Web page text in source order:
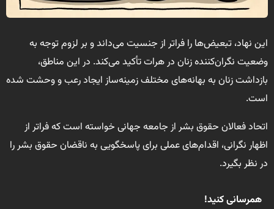
این نهاد، تبعیض‌ها را فراتر از جنسیت می‌داند و بر لزوم توجه به
وضعیت نگران‌کننده زنان در هراتتأکید می‌کند. در این مناطق،
بازداشت زنان به بهانه‌های مختلف زمینه‌ساز ایجاد رعب و وحشت شده
است.
اتحاد فعالان حقوق بشر از جامعه جهانی خواسته است که فراتر از
اظهار نگرانی، اقدام‌های عملی برای پاسخگویی به ناقضان حقوق بشر را
در نظر بگیرد.
همرسانی کنید!